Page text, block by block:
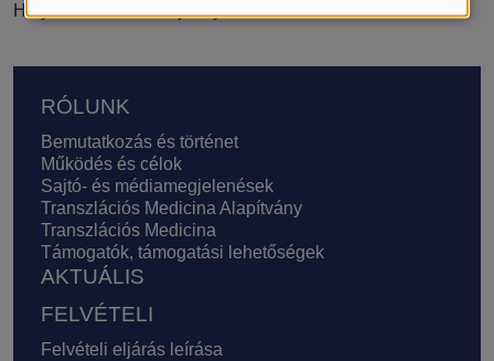
Helyi koordinátor: Hajnády Zoltán
Lábléc
RÓLUNK
Bemutatkozás és történet
Működés és célok
Sajtó- és médiamegjelenések
Transzlációs Medicina Alapítvány
Transzlációs Medicina
Támogatók, támogatási lehetőségek
AKTUÁLIS
FELVÉTELI
Felvételi eljárás leírása